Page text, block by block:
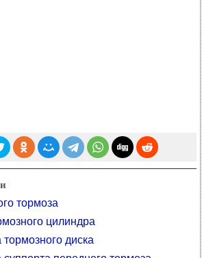
тормоза
цилиндра
диска